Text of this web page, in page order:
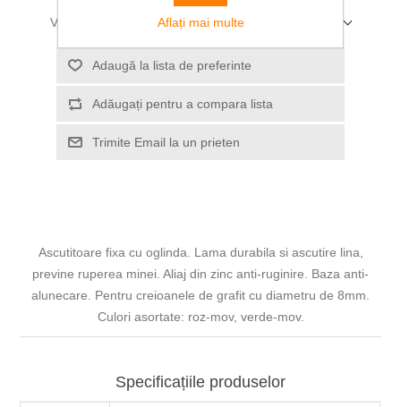
Vă rugăm să selectați adresa la care doriți să livrați
Adaugă la lista de preferinte
Adăugați pentru a compara lista
Trimite Email la un prieten
Ascutitoare fixa cu oglinda. Lama durabila si ascutire lina,
previne ruperea minei. Aliaj din zinc anti-ruginire. Baza anti-
alunecare. Pentru creioanele de grafit cu diametru de 8mm.
Culori asortate: roz-mov, verde-mov.
Specificațiile produselor
Aflați mai multe